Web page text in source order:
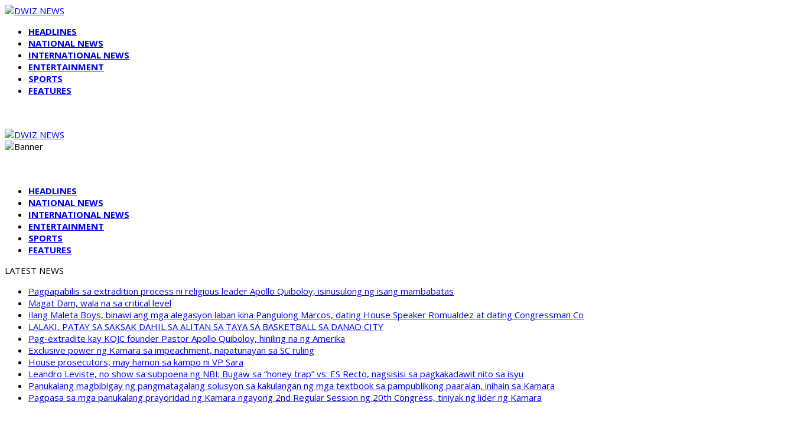
HEADLINES
NATIONAL NEWS
INTERNATIONAL NEWS
ENTERTAINMENT
SPORTS
FEATURES
HEADLINES
NATIONAL NEWS
INTERNATIONAL NEWS
ENTERTAINMENT
SPORTS
FEATURES
LATEST NEWS
Pagpapabilis sa extradition process ni religious leader Apollo Quiboloy, isinusulong ng isang mambabatas
Magat Dam, wala na sa critical level
Ilang Maleta Boys, binawi ang mga alegasyon laban kina Pangulong Marcos, dating House Speaker Romualdez at dating Congressman Co
LALAKI, PATAY SA SAKSAK DAHIL SA ALITAN SA TAYA SA BASKETBALL SA DANAO CITY
Pag-extradite kay KOJC founder Pastor Apollo Quiboloy, hiniling na ng Amerika
Exclusive power ng Kamara sa impeachment, napatunayan sa SC ruling
House prosecutors, may hamon sa kampo ni VP Sara
Leandro Leviste, no show sa subpoena ng NBI; Bugaw sa “honey trap” vs. ES Recto, nagsisisi sa pagkakadawit nito sa isyu
Panukalang magbibigay ng pangmatagalang solusyon sa kakulangan ng mga textbook sa pampublikong paaralan, inihain sa Kamara
Pagpasa sa mga panukalang prayoridad ng Kamara ngayong 2nd Regular Session ng 20th Congress, tiniyak ng lider ng Kamara